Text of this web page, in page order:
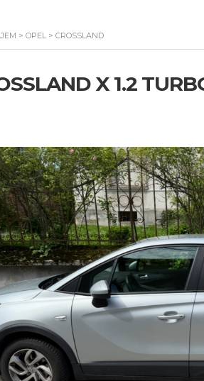
> OPEL > CROSSLAND
X 1.2